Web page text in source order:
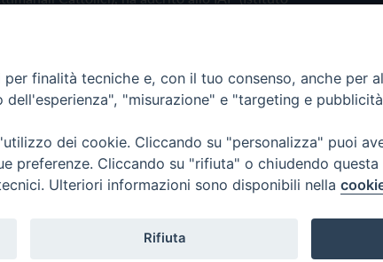
Policy Cookie Policy
Editrice
finalità tecniche e, con il tuo consenso, anche per
"misurazione" e "targeting e
dei cookie. Cliccando su "personalizza" puoi
preferenze. Cliccando su "rifiuta" o chiudendo
Ulteriori informazioni sono disponibili nella
Rifiuta